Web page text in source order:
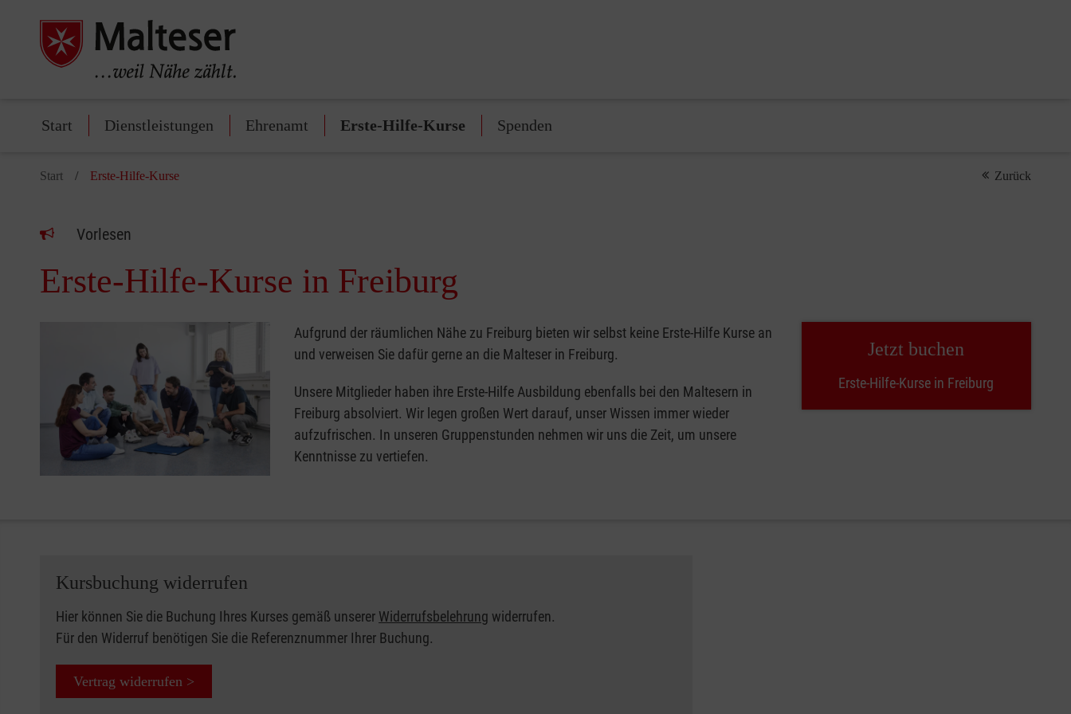
Start Dienstleistungen Ehrenamt Erste-Hilfe-Kurse Spenden
Start Erste-Hilfe-Kurse Zurück
Vorlesen
Erste-Hilfe-Kurse in Freiburg
Aufgrund der räumlichen Nähe zu Freiburg bieten wir selbst keine Erste-Hilfe Kurse an
und verweisen Sie dafür gerne an die Malteser in Freiburg.
Unsere Mitglieder haben ihre Erste-Hilfe Ausbildung ebenfalls bei den Maltesern in
Freiburg absolviert. Wir legen großen Wert darauf, unser Wissen immer wieder
aufzufrischen. In unseren Gruppenstunden nehmen wir uns die Zeit, um unsere
Kenntnisse zu vertiefen.
Jetzt buchen
Erste-Hilfe-Kurse in Freiburg
Kursbuchung widerrufen
Hier können Sie die Buchung Ihres Kurses gemäß unserer Widerrufsbelehrung widerrufen.
Für den Widerruf benötigen Sie die Referenznummer Ihrer Buchung.
Vertrag widerrufen >